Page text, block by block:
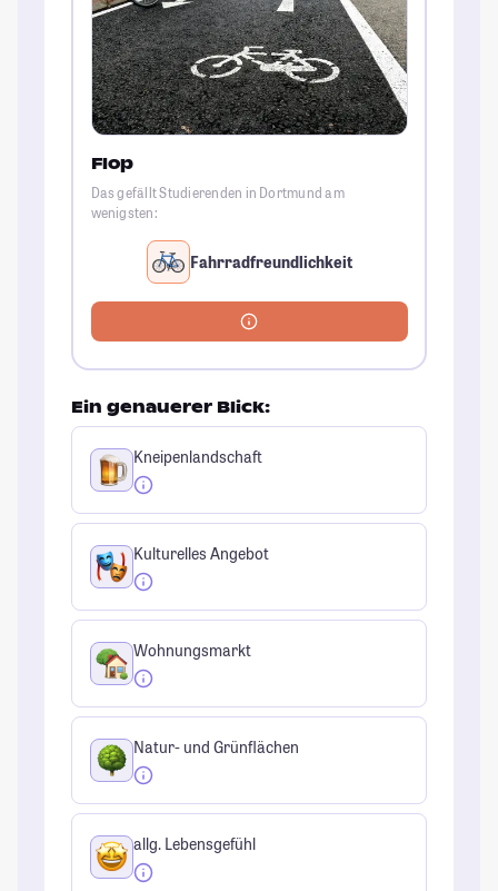
Flop
Das gefällt Studierenden in Dortmund am
wenigsten:
Fahrradfreundlichkeit
Ein genauerer Blick:
Kneipenlandschaft
Kulturelles Angebot
Wohnungsmarkt
Natur- und Grünflächen
allg. Lebensgefühl